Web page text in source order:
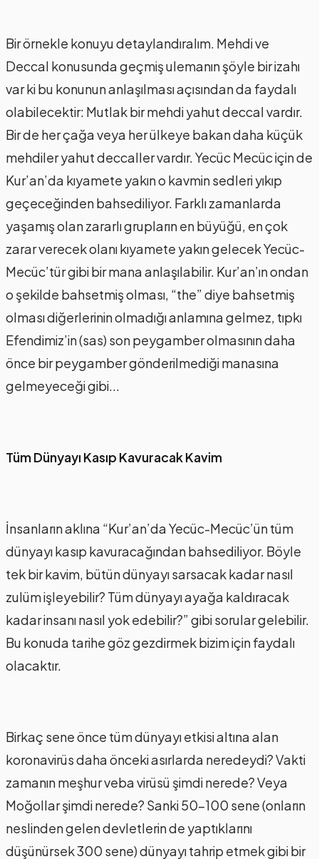
Bir örnekle konuyu detaylandıralım. Mehdi ve
Deccal konusunda geçmiş ulemanın şöyle bir izahı
var ki bu konunun anlaşılması açısından da faydalı
olabilecektir: Mutlak bir mehdi yahut deccal vardır.
Bir de her çağa veya her ülkeye bakan daha küçük
mehdiler yahut deccaller vardır. Yecüc Mecüc için de
Kur’an’da kıyamete yakın o kavmin sedleri yıkıp
geçeceğinden bahsediliyor. Farklı zamanlarda
yaşamış olan zararlı grupların en büyüğü, en çok
zarar verecek olanı kıyamete yakın gelecek Yecüc-
Mecüc’tür gibi bir mana anlaşılabilir. Kur’an’ın ondan
o şekilde bahsetmiş olması, “the” diye bahsetmiş
olması diğerlerinin olmadığı anlamına gelmez, tıpkı
Efendimiz’in (sas) son peygamber olmasının daha
önce bir peygamber gönderilmediği manasına
gelmeyeceği gibi...
Tüm Dünyayı Kasıp Kavuracak Kavim
İnsanların aklına “Kur’an’da Yecüc-Mecüc’ün tüm
dünyayı kasıp kavuracağından bahsediliyor. Böyle
tek bir kavim, bütün dünyayı sarsacak kadar nasıl
zulüm işleyebilir? Tüm dünyayı ayağa kaldıracak
kadar insanı nasıl yok edebilir?” gibi sorular gelebilir.
Bu konuda tarihe göz gezdirmek bizim için faydalı
olacaktır.
Birkaç sene önce tüm dünyayı etkisi altına alan
koronavirüs daha önceki asırlarda neredeydi? Vakti
zamanın meşhur veba virüsü şimdi nerede? Veya
Moğollar şimdi nerede? Sanki 50-100 sene (onların
neslinden gelen devletlerin de yaptıklarını
düşünürsek 300 sene) dünyayı tahrip etmek gibi bir